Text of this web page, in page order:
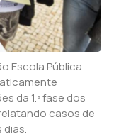
Escola Pública
da 1.ª fase dos
casos de